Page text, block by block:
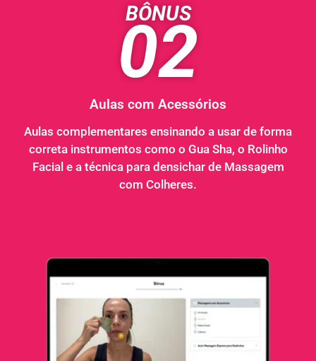
BÔNUS
02
Aulas com Acessórios
Aulas complementares ensinando a usar de forma
correta instrumentos como o Gua Sha, o Rolinho
Facial e a técnica para densichar de Massagem
com Colheres.